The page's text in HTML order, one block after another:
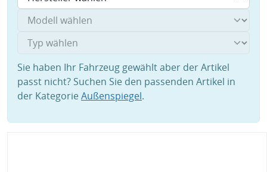
Sie haben Ihr Fahrzeug gewählt aber der Artikel
passt nicht? Suchen Sie den passenden Artikel in
der KategorieAußenspiegel.